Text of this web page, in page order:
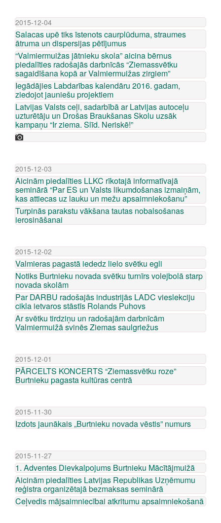
2015-12-04
Salacas upē tiks īstenots caurplūduma, straumes
ātruma un dispersijas pētījumus
“Valmiermuižas jātnieku skola” aicina bērnus
piedalīties radošajās darbnīcās “Ziemassvētku
sagaidīšana kopā ar Valmiermuižas zirgiem”
Iegādājies Labdarības kalendāru 2016. gadam,
ziedojot jauniešu projektiem
Latvijas Valsts ceļi, sadarbībā ar Latvijas autoceļu
uzturētāju un Drošas Braukšanas Skolu uzsāk
kampaņu “Ir ziema. Slīd. Neriskē!”
2015-12-03
Aicinām piedalīties LLKC rīkotajā informatīvajā
seminārā “Par ES un Valsts likumdošanas izmaiņām,
kas attiecas uz lauku un mežu apsaimniekošanu”
Turpinās parakstu vākšana tautas nobalsošanas
ierosināšanai
2015-12-02
Valmieras pagastā iededz lielo svētku egli
Notiks Burtnieku novada svētku turnīrs volejbolā starp
novada skolām
Par DARBU radošajās industrijās LADC vieslekciju
cikla ietvaros stāstīs Rolands Puhovs
Ar svētku tirdziņu un radošajām darbnīcām
Valmiermuižā svinēs Ziemas saulgriežus
2015-12-01
PĀRCELTS KONCERTS “Ziemassvētku roze”
Burtnieku pagasta kultūras centrā
2015-11-30
Izdots jaunākais „Burtnieku novada vēstis” numurs
2015-11-27
1. Adventes Dievkalpojums Burtnieku Mācītājmuižā
Aicinām piedalīties Latvijas Republikas Uzņēmumu
reģistra organizētajā bezmaksas seminārā
Ceļvedis mājsaimniecībai atkritumu apsaimniekošanā